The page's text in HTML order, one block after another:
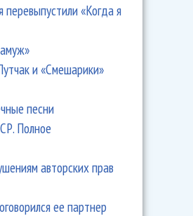
«Когда я
и «Смешарики»
песни
Полное
авторских прав
ее партнер